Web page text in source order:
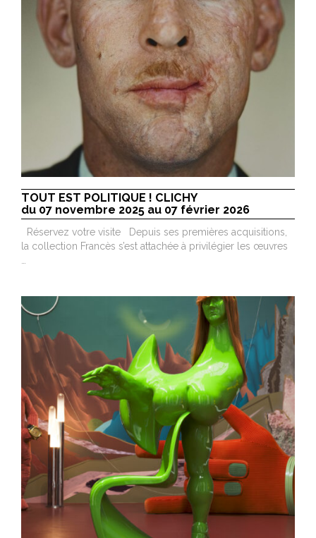
TOUT EST POLITIQUE ! CLICHY
du 07 novembre 2025 au 07 février 2026
Réservez votre visite Depuis ses premières acquisitions,
la collection Francès s’est attachée à privilégier les œuvres